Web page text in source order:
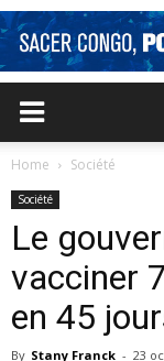
Home Société
Société
Le
vacciner
en 45
By Stany Franck - 23